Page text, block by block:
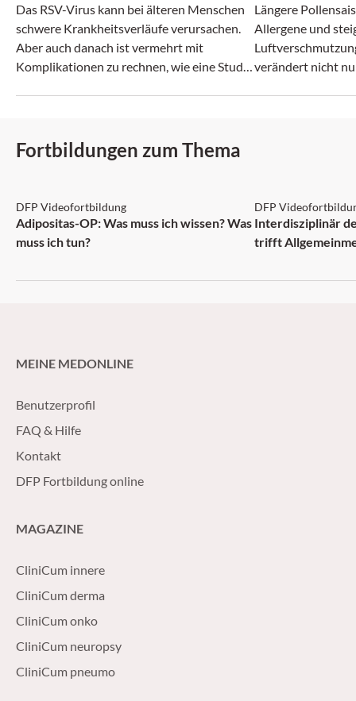
Das RSV-Virus kann bei älteren Menschen
schwere Krankheitsverläufe verursachen.
Aber auch danach ist vermehrt mit
Komplikationen zu rechnen, wie eine Studie
Längere
Allergene und
verändert nicht
Fortbildungen zum Thema
DFP: 2 Punkte
DFP Videofortbildung
Adipositas-OP: Was muss ich wissen? Was
muss ich tun?
DFP
Interdisziplinär
trifft
MEINE MEDONLINE
Benutzerprofil
FAQ & Hilfe
Kontakt
DFP Fortbildung online
MAGAZINE
CliniCum innere
CliniCum derma
CliniCum onko
CliniCum neuropsy
CliniCum pneumo